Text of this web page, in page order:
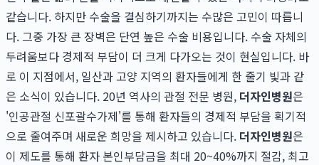
같습니다. 하지만 수술을 결심하기까지는 수많은 고민이 따릅니
다. 그중 가장 큰 장벽은 단연 높은 수술 비용입니다. 수술 자체의
두려움보다 경제적 부담이 더 크게 다가오는 것이 현실입니다. 바
로 이 지점에서, 일산과 고양 지역의 환자들에게 한 줄기 빛과 같
은 소식이 있습니다. 20년 역사의 관절 전문 병원, 더자인병원은
'인공관절 신포괄수가제'를 통해 환자들의 경제적 부담을 획기적
으로 줄여주며 새로운 희망을 제시하고 있습니다. 더자인병원은
이 제도를 통해 환자 본인부담금을 최대 20~40%까지 절감, 최고